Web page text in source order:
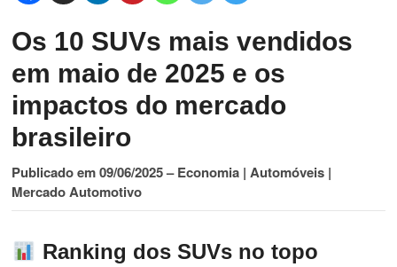
Os 10 SUVs mais vendidos
em maio de 2025 e os
impactos do mercado
brasileiro
Publicado em 09/06/2025 – Economia | Automóveis |
Mercado Automotivo
Ranking dos SUVs no topo